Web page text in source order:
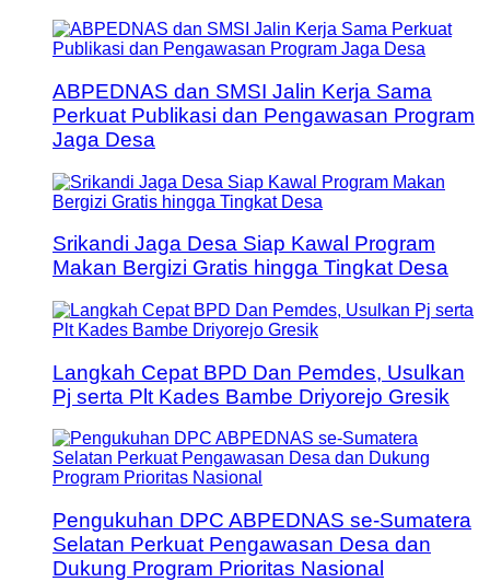
ABPEDNAS dan SMSI Jalin Kerja Sama
Perkuat Publikasi dan Pengawasan Program
Jaga Desa
Srikandi Jaga Desa Siap Kawal Program
Makan Bergizi Gratis hingga Tingkat Desa
Langkah Cepat BPD Dan Pemdes, Usulkan
Pj serta Plt Kades Bambe Driyorejo Gresik
Pengukuhan DPC ABPEDNAS se-Sumatera
Selatan Perkuat Pengawasan Desa dan
Dukung Program Prioritas Nasional